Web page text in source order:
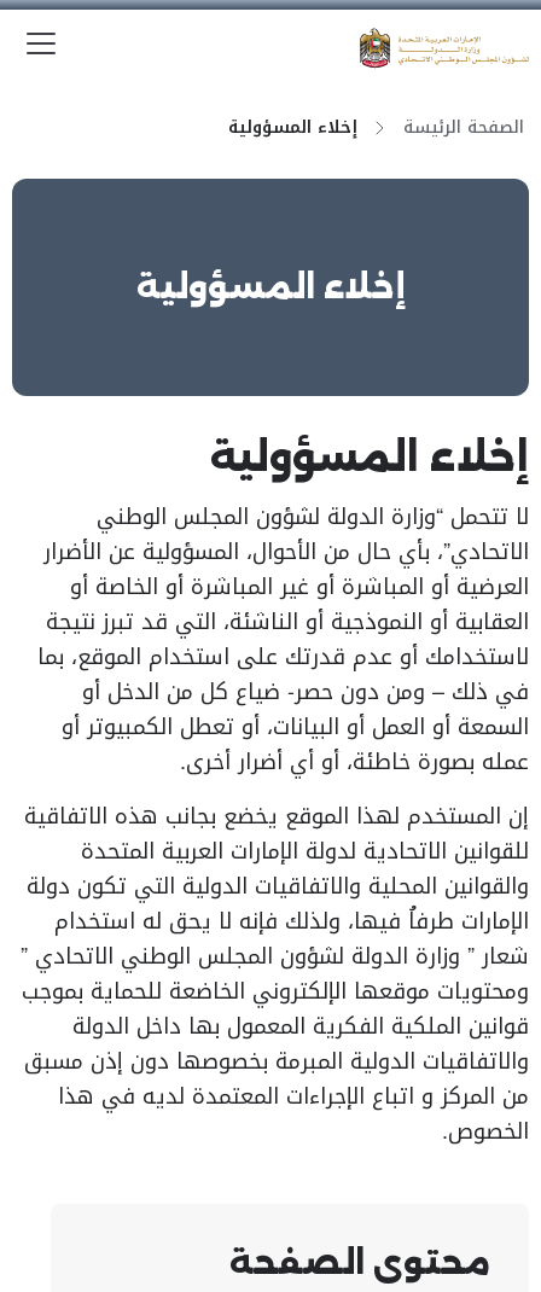
الصفحة الرئيسة إخلاء المسؤولية
إخلاء المسؤولية
إخلاء المسؤولية
لا تتحمل “وزارة الدولة لشؤون المجلس الوطني
الاتحادي”، بأي حال من الأحوال، المسؤولية عن الأضرار
العرضية أو المباشرة أو غير المباشرة أو الخاصة أو
العقابية أو النموذجية أو الناشئة، التي قد تبرز نتيجة
لاستخدامك أو عدم قدرتك على استخدام الموقع، بما
في ذلك – ومن دون حصر- ضياع كل من الدخل أو
السمعة أو العمل أو البيانات، أو تعطل الكمبيوتر أو
عمله بصورة خاطئة، أو أي أضرار أخرى.
إن المستخدم لهذا الموقع يخضع بجانب هذه الاتفاقية
للقوانين الاتحادية لدولة الإمارات العربية المتحدة
والقوانين المحلية والاتفاقيات الدولية التي تكون دولة
الإمارات طرفاُ فيها، ولذلك فإنه لا يحق له استخدام
شعار ” وزارة الدولة لشؤون المجلس الوطني الاتحادي ”
ومحتويات موقعها الإلكتروني الخاضعة للحماية بموجب
قوانين الملكية الفكرية المعمول بها داخل الدولة
والاتفاقيات الدولية المبرمة بخصوصها دون إذن مسبق
من المركز و اتباع الإجراءات المعتمدة لديه في هذا
الخصوص.
محتوى الصفحة